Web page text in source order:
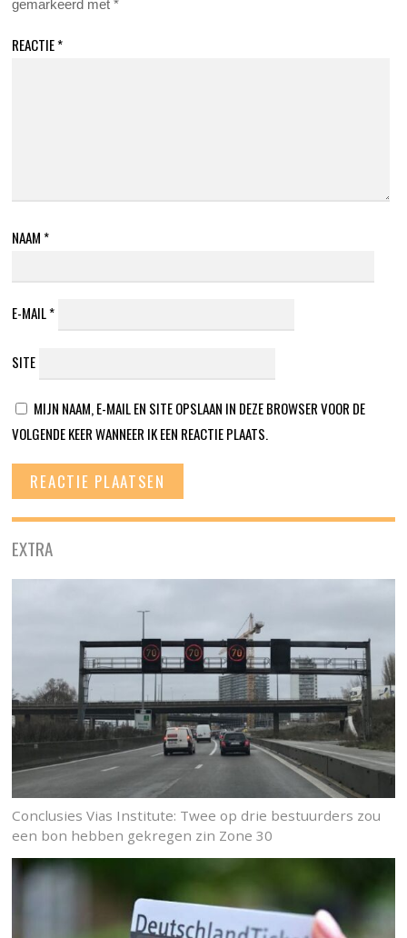
gemarkeerd met*
REACTIE*
NAAM *
E-MAIL*
SITE
MIJN NAAM, E-MAIL EN SITE OPSLAAN IN DEZE BROWSER VOOR DE
VOLGENDE KEER WANNEER IK EEN REACTIE PLAATS.
EXTRA
Conclusies Vias Institute: Twee op drie bestuurders zou
een bon hebben gekregen zin Zone 30